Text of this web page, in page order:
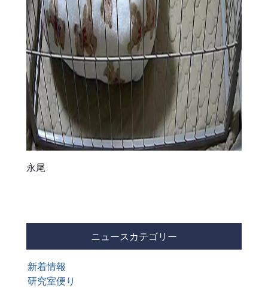
永尾
ニュースカテゴリー
新着情報
研究室便り